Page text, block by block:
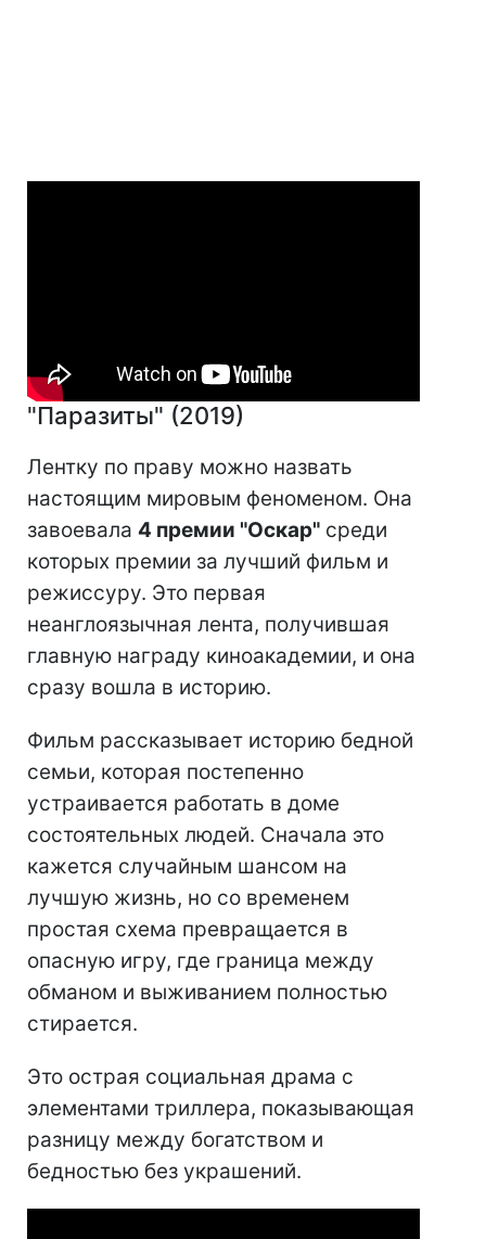
"Паразиты" (2019)
Лентку по праву можно назвать
настоящим мировым феноменом. Она
завоевала 4 премии "Оскар" среди
которых премии за лучший фильм и
режиссуру. Это первая
неанглоязычная лента, получившая
главную награду киноакадемии, и она
сразу вошла в историю.
Фильм рассказывает историю бедной
семьи, которая постепенно
устраивается работать в доме
состоятельных людей. Сначала это
кажется случайным шансом на
лучшую жизнь, но со временем
простая схема превращается в
опасную игру, где граница между
обманом и выживанием полностью
стирается.
Это острая социальная драма с
элементами триллера, показывающая
разницу между богатством и
бедностью без украшений.